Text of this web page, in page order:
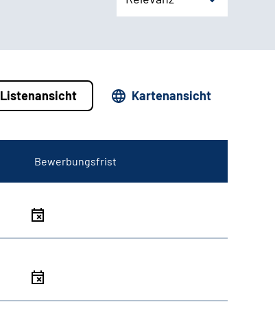
Listenansicht Kartenansicht
Bewerbungsfrist